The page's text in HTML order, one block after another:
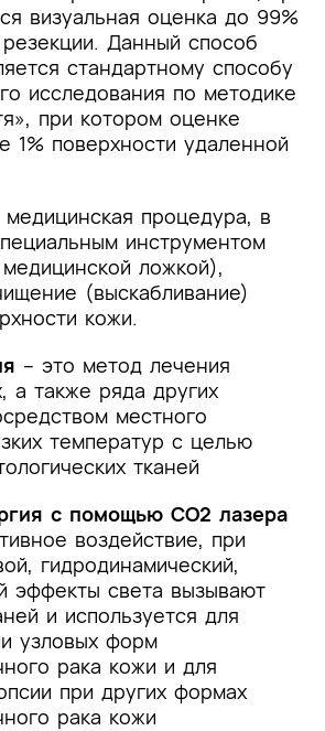
визуальная оценка до 99%
Данный способ
стандартному способу
исследования по методике
при котором оценке
1% поверхности удаленной
медицинская процедура, в
инструментом
ложкой),
(выскабливание)
кожи.
– это метод лечения
а также ряда других
местного
температур с целью
тканей
с помощью СО2 лазера
воздействие, при
гидродинамический,
эффекты света вызывают
и используется для
узловых форм
рака кожи и для
при других формах
рака кожи